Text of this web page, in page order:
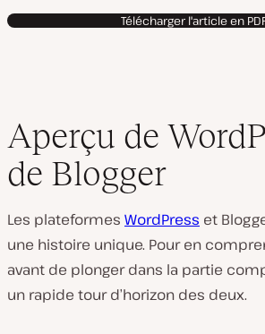
Télécharger l'article en
Aperçu de
de Blogger
Les plateformes WordPress et
une histoire unique. Pour en
avant de plonger dans la partie
un rapide tour d’horizon des deux.